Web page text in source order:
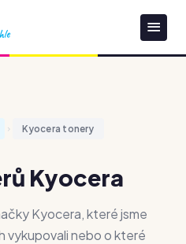
Kyocera tonery
Kyocera
Kyocera, které jsme
vykupovali nebo o které